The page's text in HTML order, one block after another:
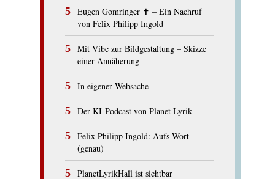
Eugen Gomringer ✝︎ – Ein Nachruf
von Felix Philipp Ingold
Mit Vibe zur Bildgestaltung – Skizze
einer Annäherung
In eigener Websache
Der KI-Podcast von Planet Lyrik
Felix Philipp Ingold: Aufs Wort
(genau)
PlanetLyrikHall ist sichtbar